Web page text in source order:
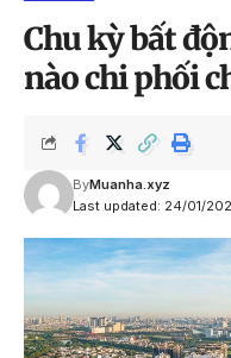
Chu kỳ bất
nào chi phối
Last updated: 24/01/
ByMuanha.xyz